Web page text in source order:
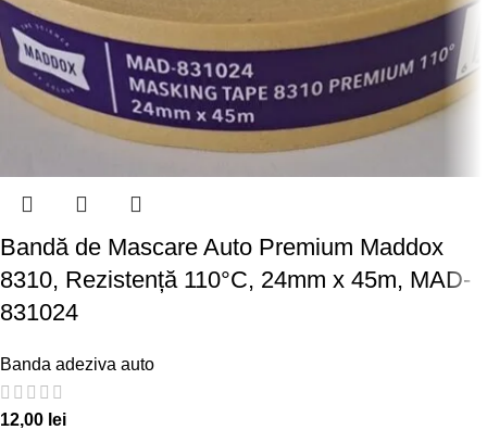
Bandă de Mascare Auto Premium Maddox
8310, Rezistență 110°C, 24mm x 45m, MAD-
831024
Banda adeziva auto
12,00 lei